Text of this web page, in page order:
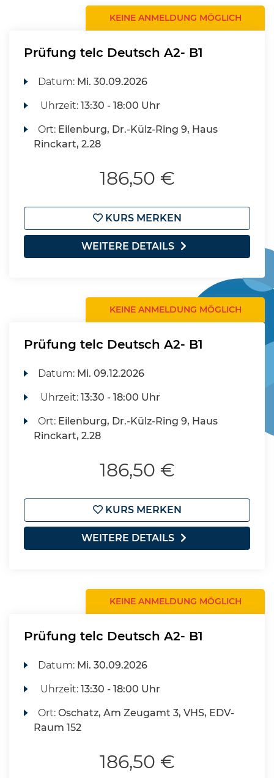
KEINE ANMELDUNG MÖGLICH
Prüfung telc Deutsch A2- B1
Datum: Mi. 30.09.2026
Uhrzeit:13:30 - 18:00 Uhr
Ort: Eilenburg, Dr.-Külz-Ring 9, Haus
Rinckart, 2.28
186,50 €
KURS MERKEN
WEITERE DETAILS
KEINE ANMELDUNG MÖGLICH
Prüfung telc Deutsch A2- B1
Datum: Mi. 09.12.2026
Uhrzeit:13:30 - 18:00 Uhr
Ort: Eilenburg, Dr.-Külz-Ring 9, Haus
Rinckart, 2.28
186,50 €
KURS MERKEN
WEITERE DETAILS
KEINE ANMELDUNG MÖGLICH
Prüfung telc Deutsch A2- B1
Datum: Mi. 30.09.2026
Uhrzeit:13:30 - 18:00 Uhr
Ort:Oschatz, Am Zeugamt 3, VHS, EDV-
Raum 152
186,50 €